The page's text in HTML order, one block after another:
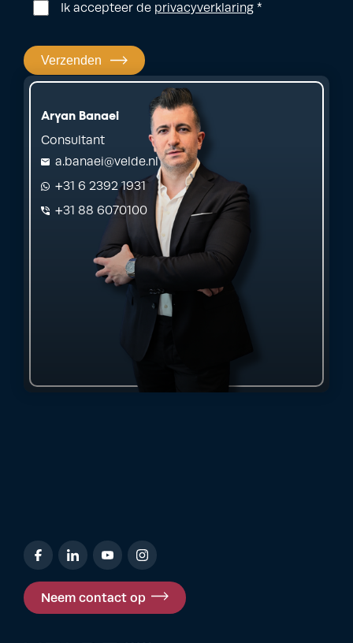
Ik accepteer de privacyverklaring *
Verzenden
Aryan Banaei
Consultant
a.banaei@velde.nl
+31 6 2392 1931
+31 88 6070100
Neem contact op